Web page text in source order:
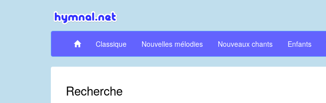
Classique Nouvelles mélodies Nouveaux chants Enfants
Recherche